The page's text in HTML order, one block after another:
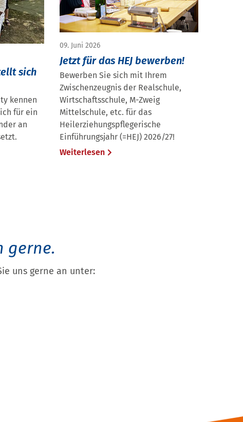
sich
kennen
für ein
an
09. Juni 2026
Jetzt für das HEJ bewerben!
Bewerben Sie sich mit Ihrem
Zwischenzeugnis der Realschule,
Wirtschaftsschule, M-Zweig
Mittelschule, etc. für das
Heilerziehungspflegerische
Einführungsjahr (=HEJ) 2026/27!
Weiterlesen
gerne.
uns gerne an unter: